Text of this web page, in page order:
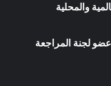
والمحلية
لجنة المراجعة